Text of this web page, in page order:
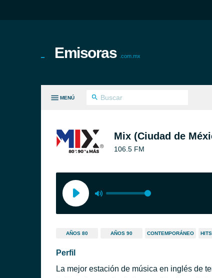
Emisoras .com.mx
MENÚ
Mix (Ciudad de
106.5 FM
AÑOS 80 AÑOS 90 CONTEMPORÁNEO
Perfil
La mejor estación de música en inglés de